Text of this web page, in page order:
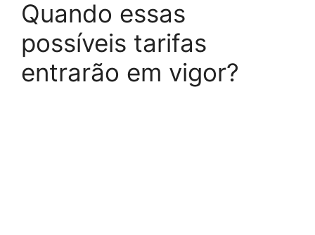
Quando essas
possíveis tarifas
entrarão em vigor?